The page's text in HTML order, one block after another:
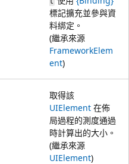
標記擴充並參與資
料綁定。
(繼承來源
FrameworkElem
ent)
取得該
UIElement 在佈
局過程的測度通過
時計算出的大小。
(繼承來源
UIElement)